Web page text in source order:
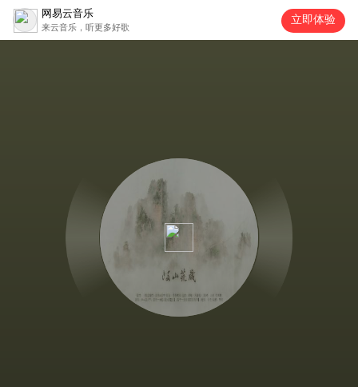
网易云音乐
来云音乐，听更多好歌
立即体验